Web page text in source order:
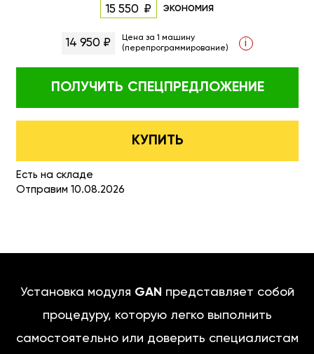
15 550 экономия
14 950 ₽
Цена за 1 машину
(перепрограммирование)
i
ПОЛУЧИТЬ СПЕЦПРЕДЛОЖЕНИЕ
КУПИТЬ
Есть на складе
Отправим 10.08.2026
Установка модуля GAN представляет собой
процедуру, которую легко выполнить
самостоятельно или доверить специалистам